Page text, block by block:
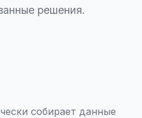
решения.
собирает данные